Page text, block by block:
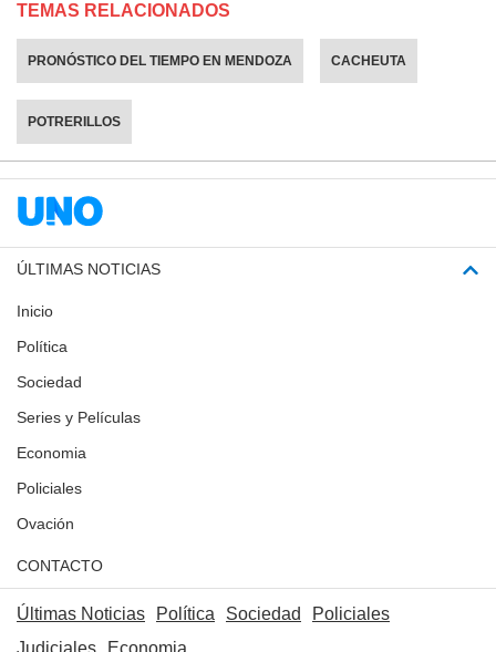
TEMAS RELACIONADOS
PRONÓSTICO DEL TIEMPO EN MENDOZA CACHEUTA
POTRERILLOS
ÚLTIMAS NOTICIAS
Inicio
Política
Sociedad
Series y Películas
Economia
Policiales
Ovación
CONTACTO
Últimas Noticias Política Sociedad
Policiales
Judiciales
Economia